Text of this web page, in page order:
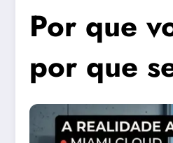
Por que
por que